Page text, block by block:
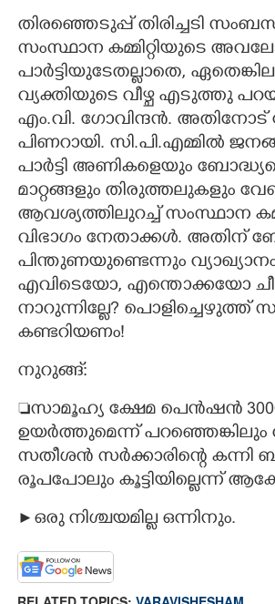
തിരഞ്ഞെടുപ്പ് തിരിച്ചടി
സംസ്ഥാന കമ്മിറ്റിയുടെ
പാർട്ടിയുടേതല്ലാതെ,​
വ്യക്തിയുടെ വീഴ്ച എടുത്തു
എം.വി. ഗോവിന്ദൻ. അതിനോട്
പിണറായി. സി.പി.എമ്മിൽ
പാർട്ടി അണികളെയും
മാറ്റങ്ങളും തിരുത്തലുകളും
ആവശ്യത്തിലുറച്ച് സംസ്ഥാന
വിഭാഗം നേതാക്കൾ. അതിന്
പിന്തുണയുണ്ടെന്നും വ്യാഖ്യാനം.
എവിടെയോ, എന്തൊക്കയോ
നാറുന്നില്ലേ? പൊളിച്ചെഴുത്ത്
കണ്ടറിയണം!
നുറുങ്ങ്:
സാമൂഹ്യ ക്ഷേമ പെൻഷൻ
ഉയർത്തുമെന്ന് പറഞ്ഞെങ്കിലും
സതീശൻ സർക്കാരിന്റെ കന്നി
രൂപപോലും കൂട്ടിയില്ലെന്ന്
►ഒരു നിശ്ചയമില്ല ഒന്നിനും.
Copy Link